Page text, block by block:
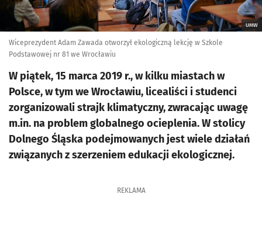
UMW
Wiceprezydent Adam Zawada otworzył ekologiczną lekcję w Szkole
Podstawowej nr 81 we Wrocławiu
W piątek, 15 marca 2019 r., w kilku miastach w
Polsce, w tym we Wrocławiu, licealiści i studenci
zorganizowali strajk klimatyczny, zwracając uwagę
m.in. na problem globalnego ocieplenia. W stolicy
Dolnego Śląska podejmowanych jest wiele działań
związanych z szerzeniem edukacji ekologicznej.
REKLAMA